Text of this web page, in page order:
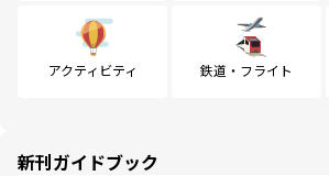
アクティビティ 鉄道・フライト
新刊ガイドブック